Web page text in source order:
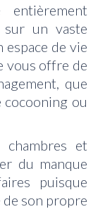
sur un vaste
de vie
vous offre de
que
cocooning ou
chambres et
du manque
puisque
de son propre